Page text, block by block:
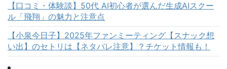
【口コミ・体験談】50代 AI初心者が選んだ生成AIスクー
ル「飛翔」の魅力と注意点
【小泉今日子】2025年ファンミーティング【スナック想
い出】のセトリは【ネタバレ注意】？チケット情報も！